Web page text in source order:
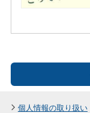
個人情報の取り扱い